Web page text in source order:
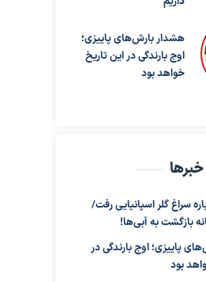
هشدار بارش‌های پاییزی؛
اوج بارندگی در این تاریخ
خواهد بود
سراغ گلر اسپانیایی رفت/
بازگشت به آبی‌ها!
پاییزی؛ اوج بارندگی در
بود